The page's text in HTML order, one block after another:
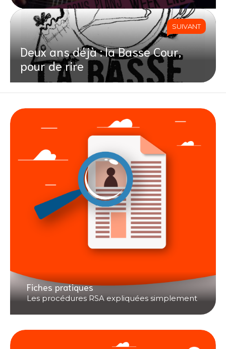
SUIVANT
Deux ans déjà : la Basse Cour,
pour de rire
Fiches pratiques
Les procédures RSA expliquées simplement